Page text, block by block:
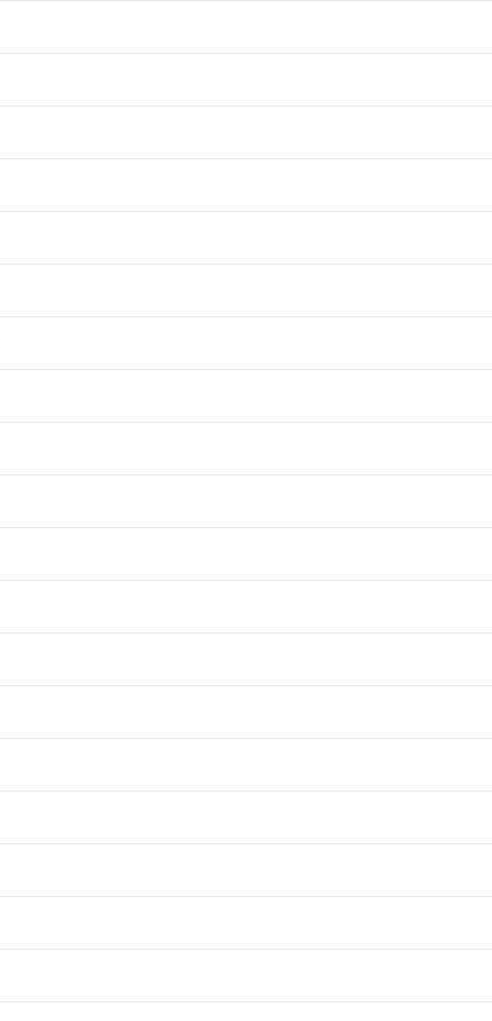
кг
хвост")
ОТРЕЗ
РУЛОН
к ним
двусторонние
рожковые